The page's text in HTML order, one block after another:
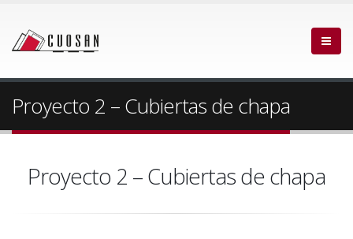
Proyecto 2 – Cubiertas de chapa
Proyecto 2 – Cubiertas de chapa